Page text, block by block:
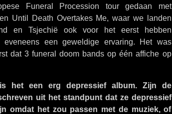
Funeral Procession tour gedaan met
Until Death Overtakes Me, waar we landen
en Tsjechië ook voor het eerst hebben
eveneens een geweldige ervaring. Het was
dat 3 funeral doom bands op één affiche op
het een erg depressief album. Zijn de
uit het standpunt dat ze depressief
omdat het zou passen met de muziek, of